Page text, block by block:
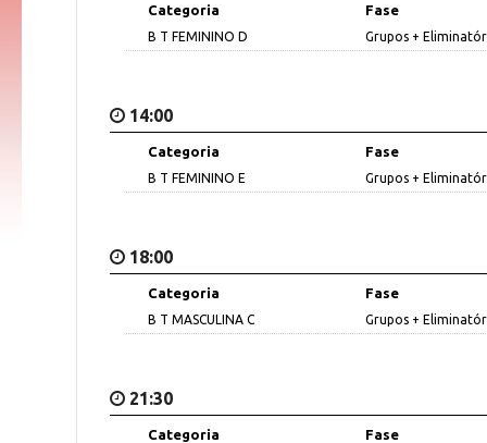
Categoria Fase
B T FEMININO D Grupos +
14:00
Categoria Fase
B T FEMININO E Grupos +
18:00
Categoria Fase
B T MASCULINA C Grupos +
21:30
Categoria Fase